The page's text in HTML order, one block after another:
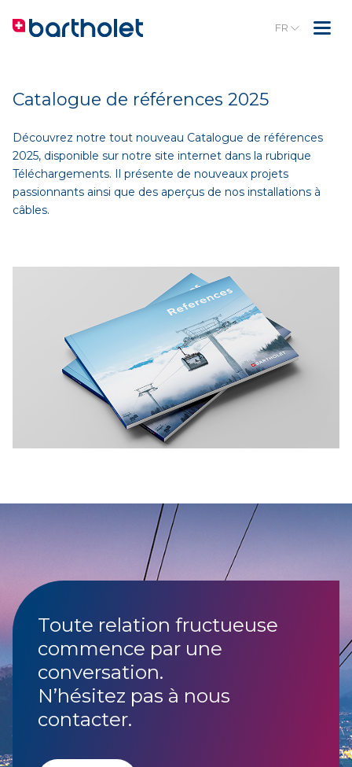
FR
Catalogue de références 2025
Découvrez notre tout nouveau Catalogue de références
2025, disponible sur notre site internet dans la rubrique
Téléchargements. Il présente de nouveaux projets
passionnants ainsi que des aperçus de nos installations à
câbles.
Toute relation fructueuse
commence par une
conversation.
N’hésitez pas à nous
contacter.